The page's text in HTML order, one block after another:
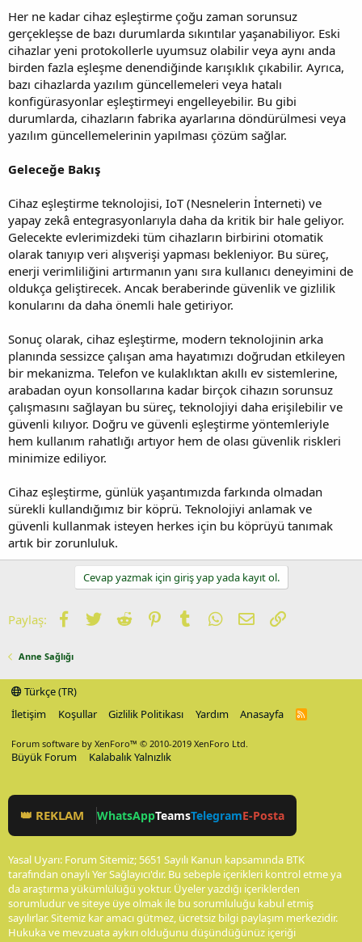
Her ne kadar cihaz eşleştirme çoğu zaman sorunsuz
gerçekleşse de bazı durumlarda sıkıntılar yaşanabiliyor. Eski
cihazlar yeni protokollerle uyumsuz olabilir veya aynı anda
birden fazla eşleşme denendiğinde karışıklık çıkabilir. Ayrıca,
bazı cihazlarda yazılım güncellemeleri veya hatalı
konfigürasyonlar eşleştirmeyi engelleyebilir. Bu gibi
durumlarda, cihazların fabrika ayarlarına döndürülmesi veya
yazılım güncellemelerinin yapılması çözüm sağlar.
Geleceğe Bakış
Cihaz eşleştirme teknolojisi, IoT (Nesnelerin İnterneti) ve
yapay zekâ entegrasyonlarıyla daha da kritik bir hale geliyor.
Gelecekte evlerimizdeki tüm cihazların birbirini otomatik
olarak tanıyıp veri alışverişi yapması bekleniyor. Bu süreç,
enerji verimliliğini artırmanın yanı sıra kullanıcı deneyimini de
oldukça geliştirecek. Ancak beraberinde güvenlik ve gizlilik
konularını da daha önemli hale getiriyor.
Sonuç olarak, cihaz eşleştirme, modern teknolojinin arka
planında sessizce çalışan ama hayatımızı doğrudan etkileyen
bir mekanizma. Telefon ve kulaklıktan akıllı ev sistemlerine,
arabadan oyun konsollarına kadar birçok cihazın sorunsuz
çalışmasını sağlayan bu süreç, teknolojiyi daha erişilebilir ve
güvenli kılıyor. Doğru ve güvenli eşleştirme yöntemleriyle
hem kullanım rahatlığı artıyor hem de olası güvenlik riskleri
minimize ediliyor.
Cihaz eşleştirme, günlük yaşantımızda farkında olmadan
sürekli kullandığımız bir köprü. Teknolojiyi anlamak ve
güvenli kullanmak isteyen herkes için bu köprüyü tanımak
artık bir zorunluluk.
Cevap yazmak için giriş yap yada kayıt ol.
Paylaş: Facebook
TwitterReddit PinterestTumblrWhatsApp
E-postaLink
Anne Sağlığı
Türkçe (TR)
İletişim
Koşullar Gizlilik Politikası Yardım Anasayfa
R
Forum software by XenForo™ © 2010-2019 XenForo Ltd.
Büyük Forum Kalabalık Yalnızlık
👑 REKLAM WhatsAppTeamsTelegramE-Posta
Yasal Uyarı: Forum Sitemiz; 5651 Sayılı Kanun kapsamında BTK
tarafından onaylı Yer Sağlayıcı'dır. Bu sebeple içerikleri kontrol etme ya
da araştırma yükümlülüğü yoktur. Üyeler yazdığı içeriklerden
sorumludur ve siteye üye olmak ile bu sorumluluğu kabul etmiş
sayılırlar. Sitemiz kar amacı gütmez, ücretsiz bilgi paylaşım merkezidir.
Hukuka ve mevzuata aykırı olduğunu düşündüğünüz içeriği